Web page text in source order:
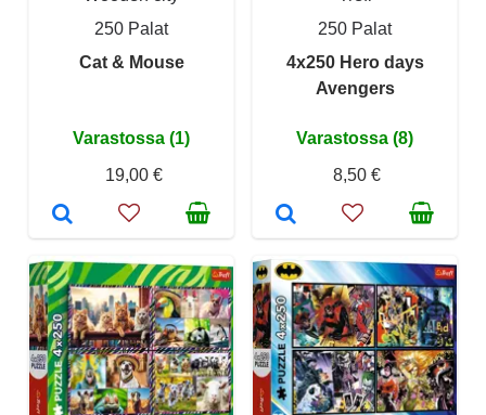
250 Palat
Cat & Mouse
Varastossa (1)
19,00 €
250 Palat
4x250 Hero days
Avengers
Varastossa (8)
8,50 €